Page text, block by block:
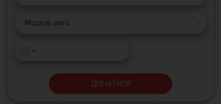
Модель авто
ДІЗНАТИСЯ